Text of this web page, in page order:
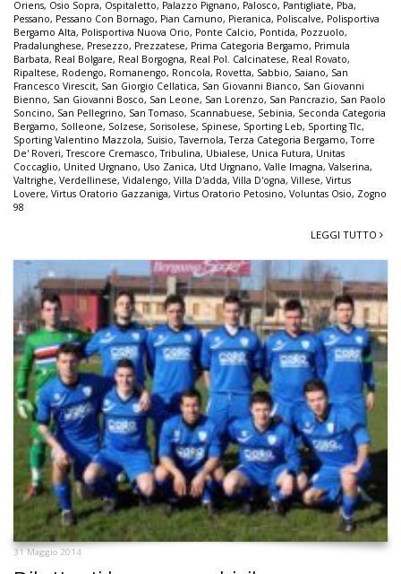
Oriens, Osio Sopra, Ospitaletto, Palazzo Pignano, Palosco, Pantigliate, Pba,
Pessano, Pessano Con Bornago, Pian Camuno, Pieranica, Poliscalve, Polisportiva
Bergamo Alta, Polisportiva Nuova Orio, Ponte Calcio, Pontida, Pozzuolo,
Pradalunghese, Presezzo, Prezzatese, Prima Categoria Bergamo, Primula
Barbata, Real Bolgare, Real Borgogna, Real Pol. Calcinatese, Real Rovato,
Ripaltese, Rodengo, Romanengo, Roncola, Rovetta, Sabbio, Saiano, San
Francesco Virescit, San Giorgio Cellatica, San Giovanni Bianco, San Giovanni
Bienno, San Giovanni Bosco, San Leone, San Lorenzo, San Pancrazio, San Paolo
Soncino, San Pellegrino, San Tomaso, Scannabuese, Sebinia, Seconda Categoria
Bergamo, Solleone, Solzese, Sorisolese, Spinese, Sporting Leb, Sporting Tlc,
Sporting Valentino Mazzola, Suisio,Tavernola,Terza Categoria Bergamo,Torre
De' Roveri,Trescore Cremasco,Tribulina, Ubialese, Unica Futura, Unitas
Coccaglio, United Urgnano, Uso Zanica, Utd Urgnano, Valle Imagna, Valserina,
Valtrighe, Verdellinese, Vidalengo, Villa D'adda, Villa D'ogna, Villese, Virtus
Lovere, Virtus Oratorio Gazzaniga, Virtus Oratorio Petosino, Voluntas Osio, Zogno
98
LEGGI TUTTO
31 Maggio 2014